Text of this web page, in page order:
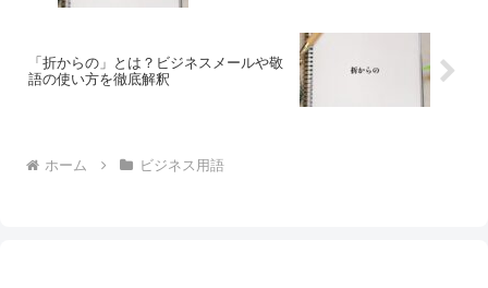
「折からの」とは？ビジネスメールや敬
語の使い方を徹底解釈
ホーム ビジネス用語